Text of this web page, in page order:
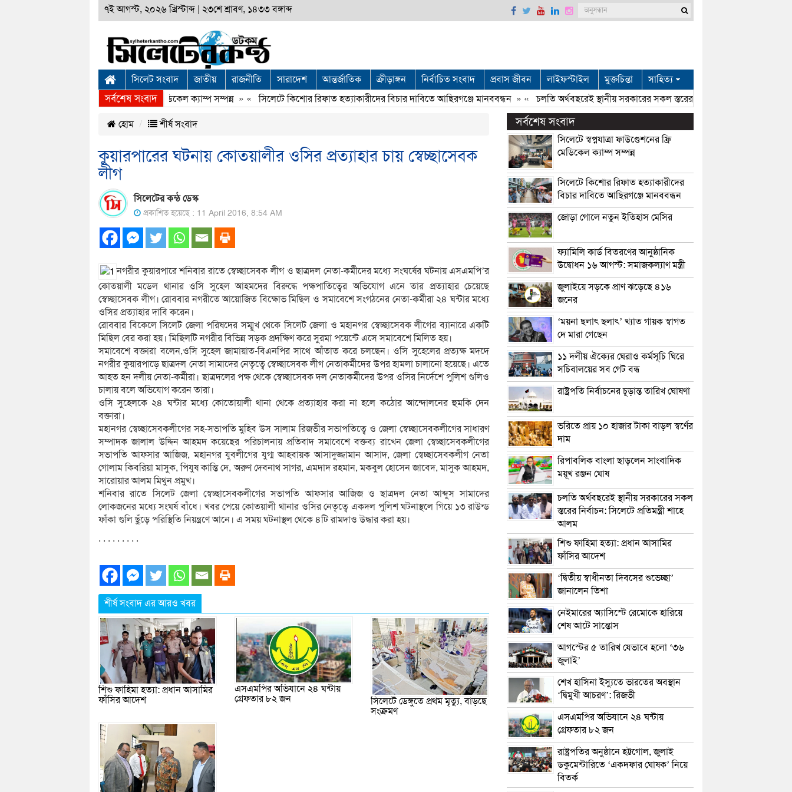
৭ই আগস্ট, ২০২৬ খ্রিস্টাব্দ ২৩শে শ্রাবণ, ১৪৩৩ বঙ্গাব্দ
সিলেট সংবাদ জাতীয় রাজনীতি সারাদেশ আন্তর্জাতিক ক্রীড়াঙ্গন নির্বাচিত সংবাদ প্রবাস জীবন লাইফস্টাইল মুক্তচিন্তা সাহিত্য
সর্বশেষ সংবাদ
সিলেটে স্বপ্নযাত্রা ফাউণ্ডেশনের ফ্রি মেডিকেল ক্যাম্প সম্পন্ন» « সিলেটে কিশোর রিফাত হত্যাকারীদের বিচার দাবিতে আছিরগঞ্জে মানববন্ধন» « চলতি অর্থবছরেই স্থানীয় সরকারের সকল স্তরের নির্বাচন: সিলেটে প্রতিমন্ত্রী
হোম শীর্ষ সংবাদ
কুয়ারপারের ঘটনায় কোতয়ালীর ওসির প্রত্যাহার চায় স্বেচ্ছাসেবক
লীগ
সিলেটের কন্ঠ ডেস্ক
প্রকাশিত হয়েছে : 11 April 2016, 8:54 AM
নগরীর কুয়ারপারে শনিবার রাতে স্বেচ্ছাসেবক লীগ ও ছাত্রদল নেতা-কর্মীদের মধ্যে সংঘর্ষের ঘটনায় এসএমপি’র
কোতয়ালী মডেল থানার ওসি সুহেল আহমদের বিরুদ্ধে পক্ষপাতিত্বের অভিযোগ এনে তার প্রত্যাহার চেয়েছে
স্বেচ্ছাসেবক লীগ। রোববার নগরীতে আয়োজিত বিক্ষোভ মিছিল ও সমাবেশে সংগঠনের নেতা-কর্মীরা ২৪ ঘন্টার মধ্যে
ওসির প্রত্যাহার দাবি করেন।
রোববার বিকেলে সিলেট জেলা পরিষদের সম্মুখ থেকে সিলেট জেলা ও মহানগর স্বেচ্ছাসেবক লীগের ব্যানারে একটি
মিছিল বের করা হয়। মিছিলটি নগরীর বিভিন্ন সড়ক প্রদক্ষিণ করে সুরমা পয়েন্টে এসে সমাবেশে মিলিত হয়।
সমাবেশে বক্তারা বলেন,ওসি সুহেল জামায়াত-বিএনপির সাথে আঁতাত করে চলছেন। ওসি সুহেলের প্রত্যক্ষ মদদে
নগরীর কুয়ারপাড়ে ছাত্রদল নেতা সামাদের নেতৃত্বে স্বেচ্ছাসেবক লীগ নেতাকর্মীদের উপর হামলা চালানো হয়েছে। এতে
আহত হন দলীয় নেতা-কর্মীরা। ছাত্রদলের পক্ষ থেকে স্বেচ্ছাসেবক দল নেতাকর্মীদের উপর ওসির নির্দেশে পুলিশ গুলিও
চালায় বলে অভিযোগ করেন তারা।
ওসি সুহেলকে ২৪ ঘন্টার মধ্যে কোতোয়ালী থানা থেকে প্রত্যাহার করা না হলে কঠোর আন্দোলনের হুমকি দেন
বক্তারা।
মহানগর স্বেচ্ছাসেবকলীগের সহ-সভাপতি মুহিব উস সালাম রিজভীর সভাপতিত্বে ও জেলা স্বেচ্ছাসেবকলীগের সাধারণ
সম্পাদক জালাল উদ্দিন আহমদ কয়েছের পরিচালনায় প্রতিবাদ সমাবেশে বক্তব্য রাখেন জেলা স্বেচ্ছাসেবকলীগের
সভাপতি আফসার আজিজ, মহানগর যুবলীগের যুগ্ম আহবায়ক আসাদুজ্জামান আসাদ, জেলা স্বেচ্ছাসেবকলীগ নেতা
গোলাম কিবরিয়া মাসুক, পিযুষ কান্তি দে, অরুণ দেবনাথ সাগর, এমদাদ রহমান, মকবুল হোসেন জাবেদ, মাসুক আহমদ,
সারোয়ার আলম মিথুন প্রমুখ।
শনিবার রাতে সিলেট জেলা স্বেচ্ছাসেবকলীগের সভাপতি আফসার আজিজ ও ছাত্রদল নেতা আব্দুস সামাদের
লোকজনের মধ্যে সংঘর্ষ বাঁধে। খবর পেয়ে কোতয়ালী থানার ওসির নেতৃত্বে একদল পুলিশ ঘটনাস্থলে গিয়ে ১৩ রাউন্ড
ফাঁকা গুলি ছুঁড়ে পরিস্থিতি নিয়ন্ত্রণে আনে। এ সময় ঘটনাস্থল থেকে ৪টি রামদাও উদ্ধার করা হয়।
. . . . . . . . .
শীর্ষ সংবাদ এর আরও খবর
শিশু ফাহিমা হত্যা: প্রধান আসামির
ফাঁসির আদেশ
এসএমপির অভিযানে ২৪ ঘন্টায়
গ্রেফতার ৮২ জন
সিলেটে ডেঙ্গুতে প্রথম মৃত্যু, বাড়ছে
সংক্রমণ
সর্বশেষ সংবাদ
সিলেটে স্বপ্নযাত্রা ফাউণ্ডেশনের ফ্রি
মেডিকেল ক্যাম্প সম্পন্ন
সিলেটে কিশোর রিফাত হত্যাকারীদের
বিচার দাবিতে আছিরগঞ্জে মানববন্ধন
জোড়া গোলে নতুন ইতিহাস মেসির
ফ্যামিলি কার্ড বিতরণের আনুষ্ঠানিক
উদ্বোধন ১৬ আগস্ট: সমাজকল্যাণ মন্ত্রী
জুলাইয়ে সড়কে প্রাণ ঝড়েছে ৪১৬
জনের
‘ময়না ছলাৎ ছলাৎ’ খ্যাত গায়ক স্বাগত
দে মারা গেছেন
১১ দলীয় ঐক্যের ঘেরাও কর্মসূচি ঘিরে
সচিবালয়ের সব গেট বন্ধ
রাষ্ট্রপতি নির্বাচনের চূড়ান্ত তারিখ ঘোষণা
ভরিতে প্রায় ১০ হাজার টাকা বাড়ল স্বর্ণের
দাম
রিপাবলিক বাংলা ছাড়লেন সাংবাদিক
ময়ূখ রঞ্জন ঘোষ
চলতি অর্থবছরেই স্থানীয় সরকারের সকল
স্তরের নির্বাচন: সিলেটে প্রতিমন্ত্রী শাহে
আলম
শিশু ফাহিমা হত্যা: প্রধান আসামির
ফাঁসির আদেশ
‘দ্বিতীয় স্বাধীনতা দিবসের শুভেচ্ছা’
জানালেন তিশা
নেইমারের অ্যাসিস্টে রেমোকে হারিয়ে
শেষ আটে সান্তোস
আগস্টের ৫ তারিখ যেভাবে হলো ‘৩৬
জুলাই’
শেখ হাসিনা ইস্যুতে ভারতের অবস্থান
‘দ্বিমুখী আচরণ’: রিজভী
এসএমপির অভিযানে ২৪ ঘন্টায়
গ্রেফতার ৮২ জন
রাষ্ট্রপতির অনুষ্ঠানে হট্টগোল, জুলাই
ডকুমেন্টারিতে ‘একদফার ঘোষক’ নিয়ে
বিতর্ক